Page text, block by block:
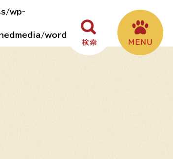
wp-
wordpress/wp-